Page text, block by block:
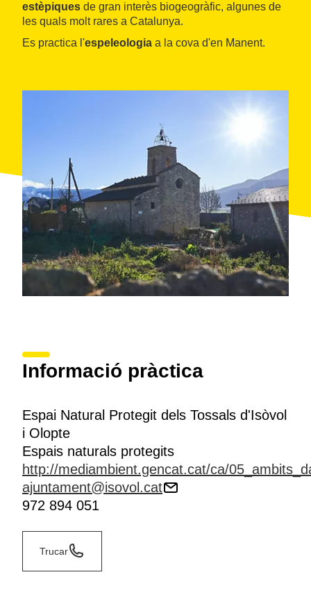
estèpiques de gran interès biogeogràfic, algunes de
les quals molt rares a Catalunya.
Es practica l'espeleologia a la cova d'en Manent.
Informació pràctica
Espai Natural Protegit dels Tossals d'Isòvol
i Olopte
Espais naturals protegits
http://mediambient.gencat.cat/ca/
ajuntament@isovol.cat
972 894 051
Trucar